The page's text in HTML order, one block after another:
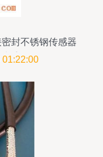
封不锈钢传感器
手